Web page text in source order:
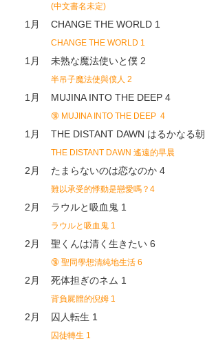
(中文書名未定)
1月 CHANGE THE WORLD 1
CHANGE THE WORLD 1
1月 未熟な魔法使いと僕 2
半吊子魔法使與僕人 2
1月 MUJINA INTO THE DEEP 4
🔞 MUJINA INTO THE DEEP 4
1月 THE DISTANT DAWN はるかなる朝
THE DISTANT DAWN 遙遠的早晨
2月 たまらないのは恋なのか 4
難以承受的悸動是戀愛嗎？4
2月 ラウルと吸血鬼 1
ラウルと吸血鬼 1
2月 聖くんは清く生きたい 6
🔞 聖同學想清純地生活 6
2月 死体担ぎのネム 1
背負屍體的倪姆 1
2月 囚人転生 1
囚徒轉生 1